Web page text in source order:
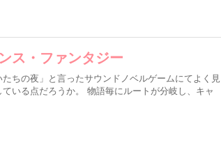
ス・ファンタジー
ちの夜」と言ったサウンドノベルゲームにてよく見
いる点だろうか。 物語毎にルートが分岐し、キャ